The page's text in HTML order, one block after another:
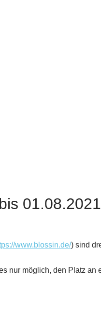
01.08.2021
www.blossin.de/) sind
nur möglich, den Platz an